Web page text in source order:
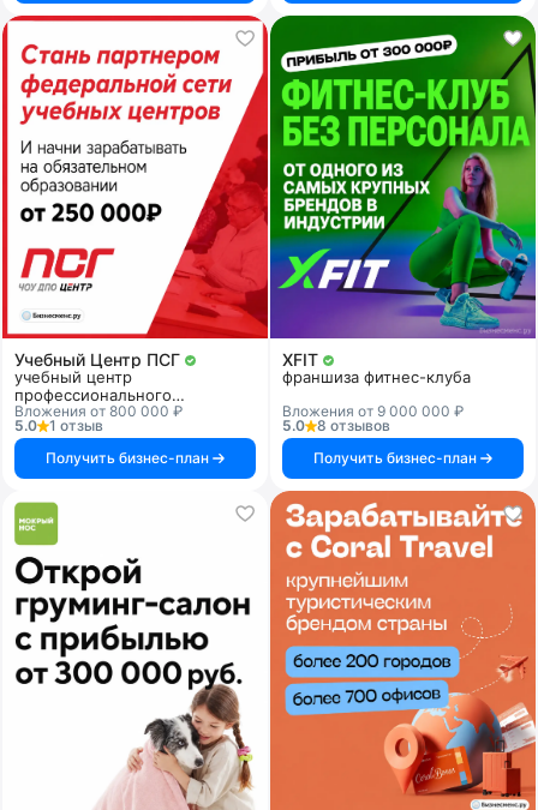
Учебный Центр ПСГ
учебный центр
профессионального
образования
Вложения от 800 000 ₽
5.0
1 отзыв
Получить бизнес-план
XFIT
франшиза фитнес-клуба
Вложения от 9 000 000 ₽
5.0
8 отзывов
Получить бизнес-план